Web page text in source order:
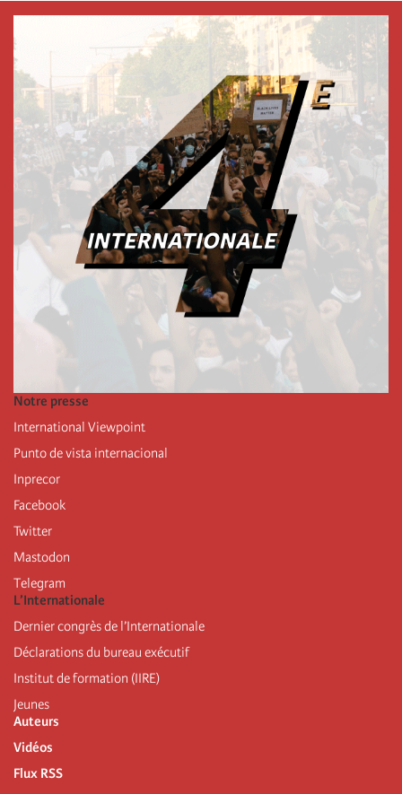
Notre presse
International Viewpoint
Punto de vista internacional
Inprecor
Facebook
Twitter
Mastodon
Telegram
L’Internationale
Dernier congrès de l’Internationale
Déclarations du bureau exécutif
Institut de formation (IIRE)
Jeunes
Auteurs
Vidéos
Flux RSS